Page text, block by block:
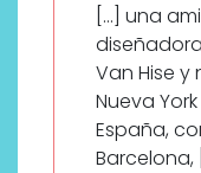
[…] una
Van Hise y
Nueva
España,
Barcelona,